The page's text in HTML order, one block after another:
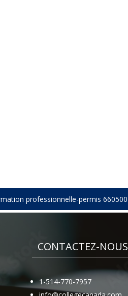
professionnelle-permis 660500
CONTACTEZ-NOUS
1-514-770-7957